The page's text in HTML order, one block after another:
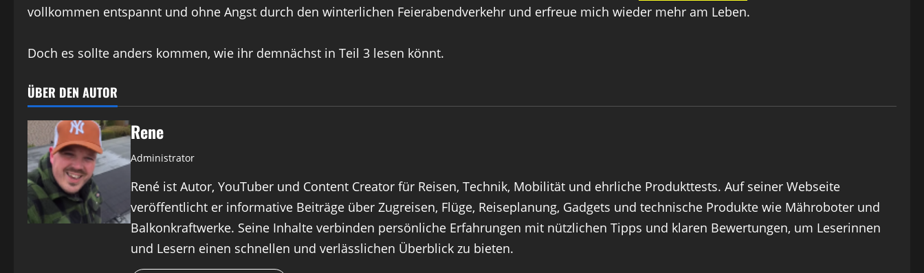
vollkommen entspannt und ohne Angst durch den winterlichen Feierabendverkehr und erfreue mich wieder mehr am Leben.
Doch es sollte anders kommen, wie ihr demnächst in Teil 3 lesen könnt.
ÜBER DEN AUTOR
Rene
Administrator
René ist Autor, YouTuber und Content Creator für Reisen, Technik, Mobilität und ehrliche Produkttests. Auf seiner Webseite
veröffentlicht er informative Beiträge über Zugreisen, Flüge, Reiseplanung, Gadgets und technische Produkte wie Mähroboter und
Balkonkraftwerke. Seine Inhalte verbinden persönliche Erfahrungen mit nützlichen Tipps und klaren Bewertungen, um Leserinnen
und Lesern einen schnellen und verlässlichen Überblick zu bieten.